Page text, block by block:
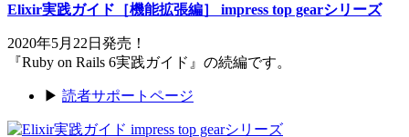
Elixir実践ガイド［機能拡張編］ impress top gearシリーズ
2020年5月22日発売！
『Ruby on Rails 6実践ガイド』の続編です。
▶ 読者サポートページ